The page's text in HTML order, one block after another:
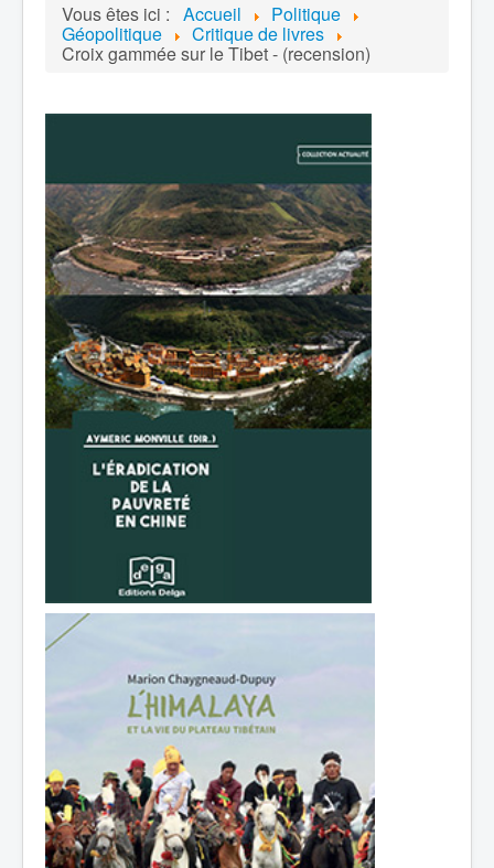
Vous êtes ici : Accueil Politique
Géopolitique Critique de livres
Croix gammée sur le Tibet - (recension)